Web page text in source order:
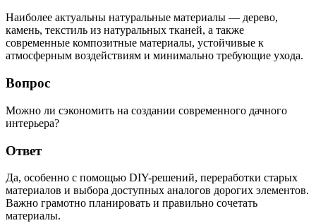
Наиболее актуальны натуральные материалы — дерево,
камень, текстиль из натуральных тканей, а также
современные композитные материалы, устойчивые к
атмосферным воздействиям и минимально требующие ухода.
Вопрос
Можно ли сэкономить на создании современного дачного
интерьера?
Ответ
Да, особенно с помощью DIY-решений, переработки старых
материалов и выбора доступных аналогов дорогих элементов.
Важно грамотно планировать и правильно сочетать
материалы.